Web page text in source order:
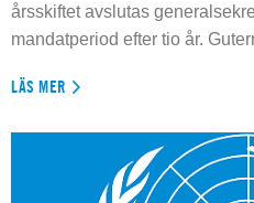
årsskiftet avslutas
mandatperiod efter tio år.
LÄS MER